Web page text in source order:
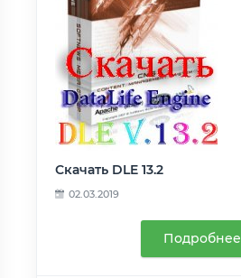
Скачать DLE 13.2
02.03.2019
Подробнее